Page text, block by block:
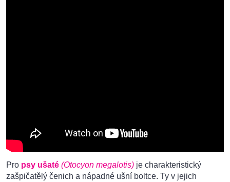
Pro psy ušaté (Otocyon megalotis) je charakteristický
zašpičatělý čenich a nápadné ušní boltce. Ty v jejich